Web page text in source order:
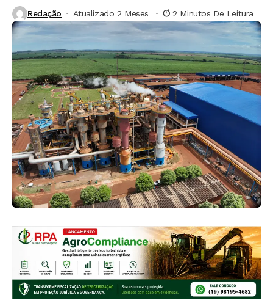
Redação Atualizado 2 Meses ⁮ 2 Minutos De Leitura